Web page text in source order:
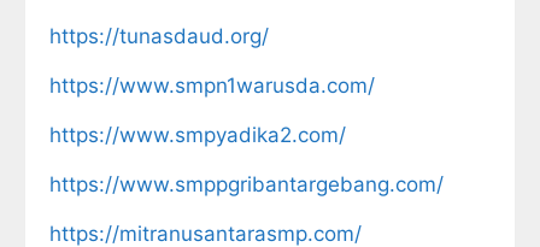
https://tunasdaud.org/
https://www.smpn1warusda.com/
https://www.smpyadika2.com/
https://www.smppgribantargebang.com/
https://mitranusantarasmp.com/